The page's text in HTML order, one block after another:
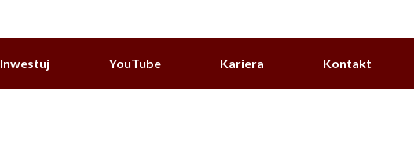
Inwestuj YouTube Kariera Kontakt